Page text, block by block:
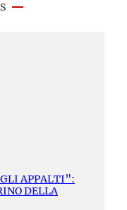
APPALTI”:
DELLA